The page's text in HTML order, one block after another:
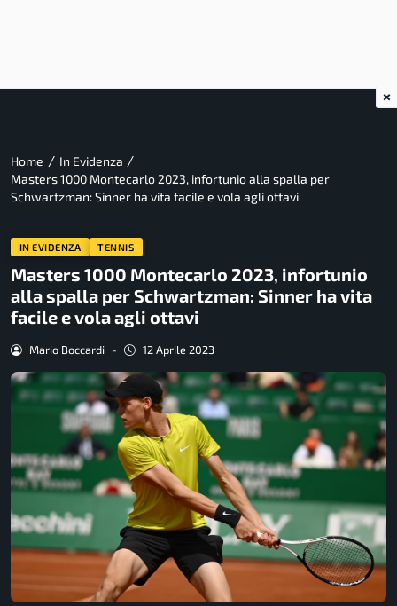
Home / In Evidenza /
Masters 1000 Montecarlo 2023, infortunio alla spalla per
Schwartzman: Sinner ha vita facile e vola agli ottavi
IN EVIDENZA TENNIS
Masters 1000 Montecarlo 2023, infortunio
alla spalla per Schwartzman: Sinner ha vita
facile e vola agli ottavi
Mario Boccardi - 12 Aprile 2023
×